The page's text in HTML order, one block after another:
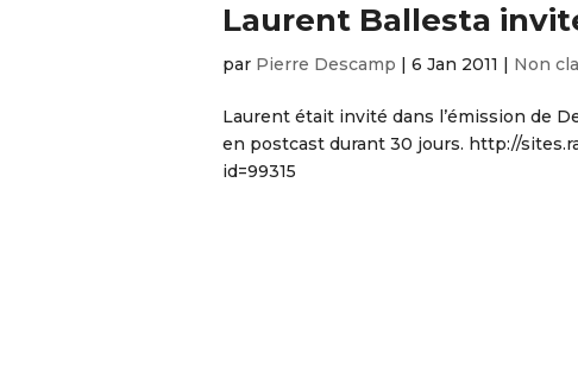
Laurent Ballesta
par Pierre Descamp | 6 Jan 2011 | Non
Laurent était invité dans l’émission de
en postcast durant 30 jours. http://
id=99315